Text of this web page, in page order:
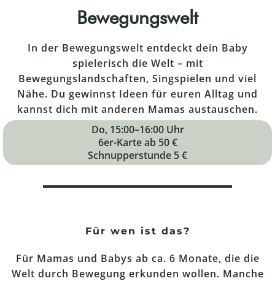
Bewegungswelt
In der Bewegungswelt entdeckt dein Baby
spielerisch die Welt – mit
Bewegungslandschaften, Singspielen und viel
Nähe. Du gewinnst Ideen für euren Alltag und
kannst dich mit anderen Mamas austauschen.
Do, 15:00–16:00 Uhr
6er-Karte ab 50 €
Schnupperstunde 5 €
Für wen ist das?
Für Mamas und Babys ab ca. 6 Monate, die die
Welt durch Bewegung erkunden wollen. Manche